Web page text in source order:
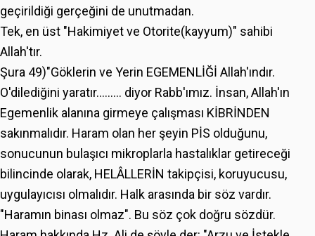
geçirildiği gerçeğini de unutmadan.
Tek, en üst "Hakimiyet ve Otorite(kayyum)" sahibi
Allah'tır.
Şura 49)"Göklerin ve Yerin EGEMENLİĞİ Allah'ındır.
O'dilediğini yaratır......... diyor Rabb'ımız. İnsan, Allah'ın
Egemenlik alanına girmeye çalışması KİBRİNDEN
sakınmalıdır. Haram olan her şeyin PİS olduğunu,
sonucunun bulaşıcı mikroplarla hastalıklar getireceği
bilincinde olarak, HELÂLLERİN takipçisi, koruyucusu,
uygulayıcısı olmalıdır. Halk arasında bir söz vardır.
"Haramın binası olmaz". Bu söz çok doğru sözdür.